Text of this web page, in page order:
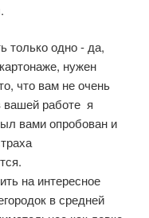
только одно - да,
нужен
что вам не очень
вашей работе я
вами опробован и
на интересное
в средней